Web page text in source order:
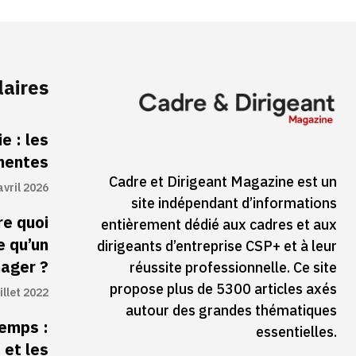
: les
2026
quoi
?
2022
:
et les
Cadre et Dirigeant Magazine est un
site indépendant d’informations
entièrement dédié aux cadres et aux
dirigeants d’entreprise CSP+ et à leur
réussite professionnelle. Ce site
propose plus de 5300 articles axés
autour des grandes thématiques
essentielles.